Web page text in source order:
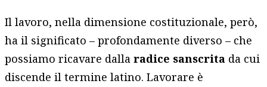
Il lavoro, nella dimensione costituzionale, però,
ha il significato – profondamente diverso – che
possiamo ricavare dallaradice sanscrita da cui
discende il termine latino. Lavorare è